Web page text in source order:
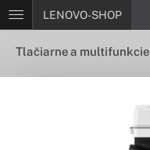
LENOVO-SHOP
Tlačiarne a multifunkcie